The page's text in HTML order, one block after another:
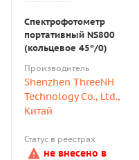
Спектрофотометр
портативный NS800
(кольцевое 45°/0)
Производитель
Shenzhen ThreeNH
Technology Co., Ltd.,
Китай
Статус в реестрах
не внесено в